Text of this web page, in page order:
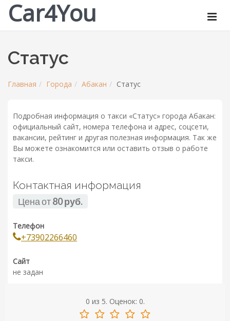
Car4You
Статус
Главная Города Абакан Статус
Подробная информация о такси «Статус» города Абакан:
официальный сайт, номера телефона и адрес, соцсети,
вакансии, рейтинг и другая полезная информация. Так же
Вы можете ознакомится или оставить отзыв о работе
такси.
Контактная информация
Цена от80 руб.
Телефон
+73902266460
Сайт
не задан
0 из 5. Оценок: 0.